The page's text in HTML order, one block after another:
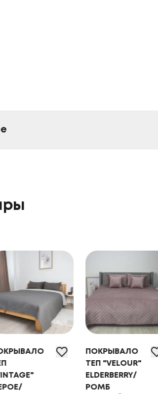
ПОКРЫВАЛО
ELDERBERRY/
РОМБ
ПОКРЫВАЛО
ТЕП "VELOUR"
СВЕТЛО-
СЕРОЕ/РОМБ